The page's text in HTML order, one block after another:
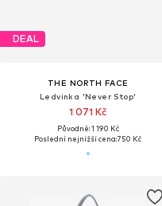
DEAL
THE NORTH FACE
Ledvinka 'Never Stop'
1 071 Kč
Původně: 1 190 Kč
Poslední nejnižší cena:750 Kč